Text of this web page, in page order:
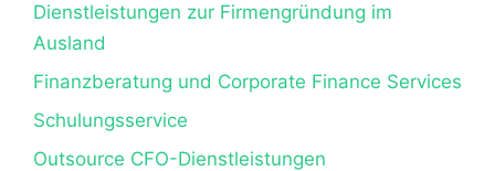
Dienstleistungen zur Firmengründung im
Ausland
Finanzberatung und Corporate Finance Services
Schulungsservice
Outsource CFO-Dienstleistungen